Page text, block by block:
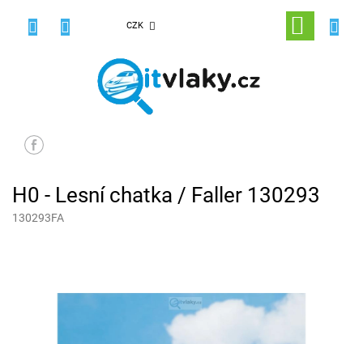
CZK
NÁKUPNÍ
KOŠÍK
H0 - Lesní chatka / Faller 130293
130293FA